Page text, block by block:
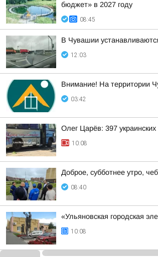
бюджет» в 2027 году
08:45
В Чувашии
12:03
Внимание! На территории
03:42
Олег Царёв: 397
10:08
Доброе, субботнее утро,
08:40
«Ульяновская городская
10:08